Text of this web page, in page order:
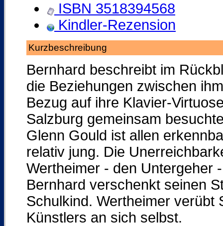
ISBN 3518394568
Kindler-Rezension
Kurzbeschreibung
Bernhard beschreibt im
die Beziehungen zwischen
Bezug auf ihre Klavier-
Salzburg gemeinsam
Glenn Gould ist allen
relativ jung. Die
Wertheimer - den Untergeher
Bernhard verschenkt seinen
Schulkind. Wertheimer verübt
Künstlers an sich selbst.